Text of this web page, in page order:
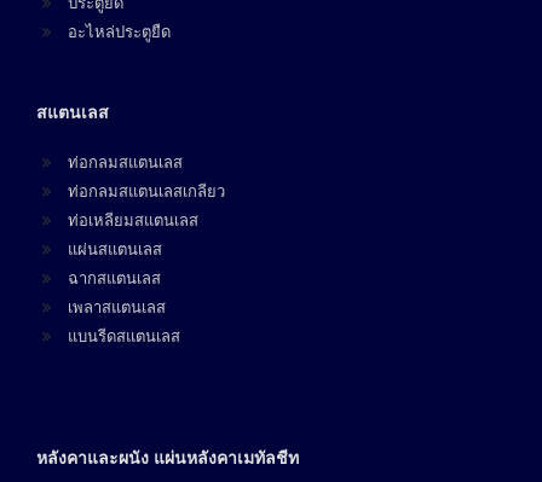
อะไหล่ประตูยืด
สแตนเลส
ท่อกลมสแตนเลส
ท่อกลมสแตนเลสเกลียว
ท่อเหลียมสแตนเลส
แผ่นสแตนเลส
ฉากสแตนเลส
เพลาสแตนเลส
แบนรีดสแตนเลส
หลังคาและผนัง แผ่นหลังคาเมทัลชีท